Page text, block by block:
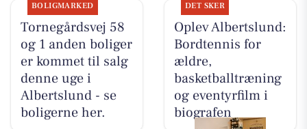
BOLIGMARKED
Tornegårdsvej 58
og 1 anden boliger
er kommet til salg
denne uge i
Albertslund - se
boligerne her.
DET SKER
Oplev Albertslund:
Bordtennis for
ældre,
basketballtræning
og eventyrfilm i
biografen